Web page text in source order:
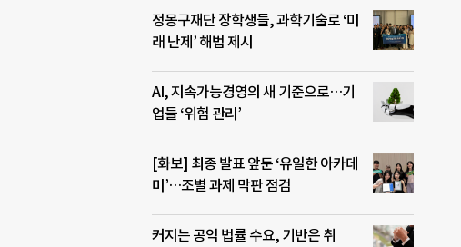
정몽구재단 장학생들, 과학기술로 ‘미
래 난제’ 해법 제시
AI, 지속가능경영의 새 기준으로…기
업들 ‘위험 관리’
[화보] 최종 발표 앞둔 ‘유일한 아카데
미’…조별 과제 막판 점검
커지는 공익 법률 수요, 기반은 취